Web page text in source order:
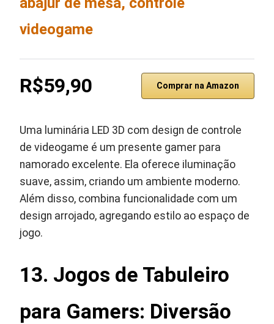
videogame
R$59,90 Comprar na Amazon
Uma luminária LED 3D com design de controle
de videogame é um presente gamer para
namorado excelente. Ela oferece iluminação
suave, assim, criando um ambiente moderno.
Além disso, combina funcionalidade com um
design arrojado, agregando estilo ao espaço de
jogo.
13. Jogos de Tabuleiro
para Gamers: Diversão